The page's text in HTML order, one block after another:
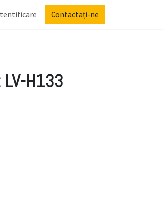
Contactați-ne
H133